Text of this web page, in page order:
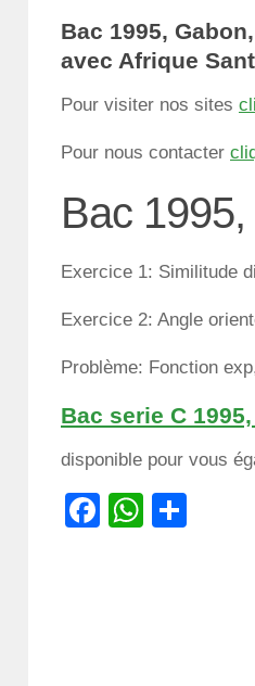
Bac 1995,
avec Afrique
Pour visiter nos sites
Pour nous contacter
Bac
Exercice 1: Similitude
Exercice 2: Angle
Problème: Fonction
Bac serie C
disponible pour vous
Facebook